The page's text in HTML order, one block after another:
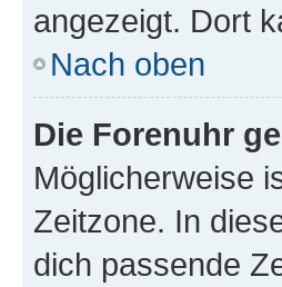
angezeigt. Dort
Nach oben
Die Forenuhr
Möglicherweise
Zeitzone. In
dich passende